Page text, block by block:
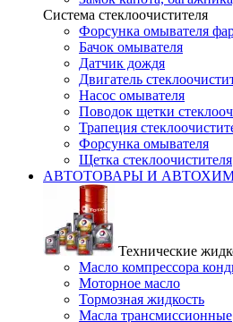
Система стеклоочистителя
Форсунка омывателя
Бачок омывателя
Датчик дождя
Двигатель
Насос омывателя
Поводок щетки
Трапеция
Форсунка омывателя
Щетка стеклоочистителя
АВТОТОВАРЫ И
Технические
Масло компрессора
Моторное масло
Тормозная жидкость
Масла трансмиссионные